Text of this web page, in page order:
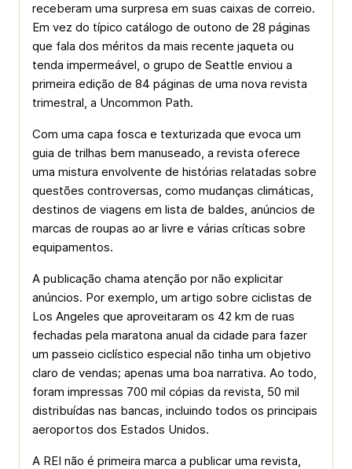
receberam uma surpresa em suas caixas de correio.
Em vez do típico catálogo de outono de 28 páginas
que fala dos méritos da mais recente jaqueta ou
tenda impermeável, o grupo de Seattle enviou a
primeira edição de 84 páginas de uma nova revista
trimestral, a Uncommon Path.
Com uma capa fosca e texturizada que evoca um
guia de trilhas bem manuseado, a revista oferece
uma mistura envolvente de histórias relatadas sobre
questões controversas, como mudanças climáticas,
destinos de viagens em lista de baldes, anúncios de
marcas de roupas ao ar livre e várias críticas sobre
equipamentos.
A publicação chama atenção por não explicitar
anúncios. Por exemplo, um artigo sobre ciclistas de
Los Angeles que aproveitaram os 42 km de ruas
fechadas pela maratona anual da cidade para fazer
um passeio ciclístico especial não tinha um objetivo
claro de vendas; apenas uma boa narrativa. Ao todo,
foram impressas 700 mil cópias da revista, 50 mil
distribuídas nas bancas, incluindo todos os principais
aeroportos dos Estados Unidos.
A REI não é primeira marca a publicar uma revista,